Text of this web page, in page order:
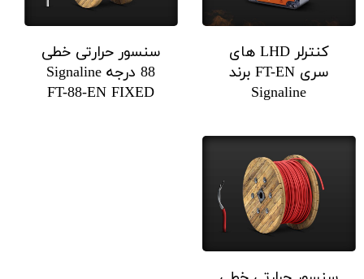
کنترلر LHD های
سری FT-EN برند
Signaline
سنسور حرارتی خطی
88 درجه Signaline
FT-88-EN FIXED